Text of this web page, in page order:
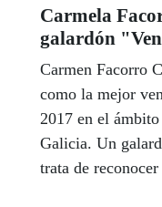
Carmela
galardón
Carmen Facorro
como la mejor
2017 en el
Galicia. Un
trata de